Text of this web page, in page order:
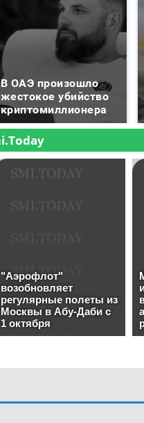
В ОАЭ произошло
жестокое убийство
криптомиллионера